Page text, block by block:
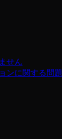
せん
ンに関する問題